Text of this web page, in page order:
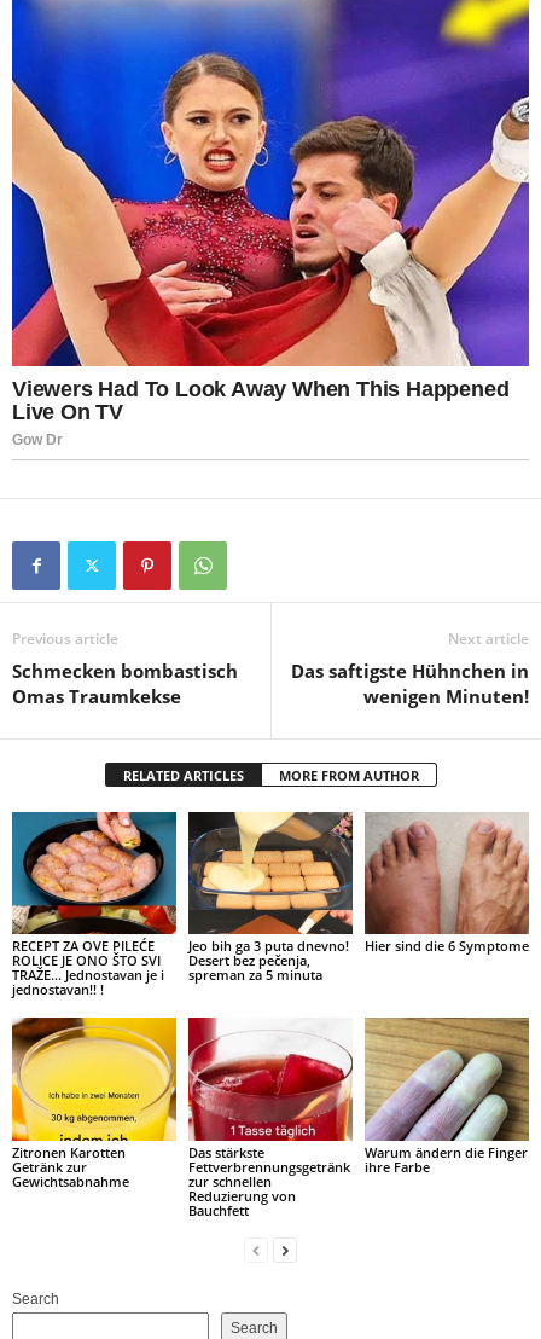
Previous article
Schmecken bombastisch
Omas Traumkekse
Next article
Das saftigste Hühnchen in
wenigen Minuten!
RELATED ARTICLES MORE FROM AUTHOR
RECEPT ZA OVE PILEĆE
ROLICE JE ONO ŠTO SVI
TRAŽE… Jednostavan je i
jednostavan!! !
Jeo bih ga 3 puta dnevno!
Desert bez pečenja,
spreman za 5 minuta
Hier sind die 6 Symptome
Zitronen Karotten
Getränk zur
Gewichtsabnahme
Das stärkste
Fettverbrennungsgetränk
zur schnellen
Reduzierung von
Bauchfett
Warum ändern die Finger
ihre Farbe
Search
Search